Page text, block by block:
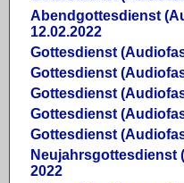
Abendgottesdienst
12.02.2022
Gottesdienst
Gottesdienst
Gottesdienst
Gottesdienst
Gottesdienst
Neujahrsgottesdienst
2022